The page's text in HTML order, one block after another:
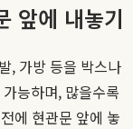
앞에 내놓기
, 가방 등을 박스나
능하며, 많을수록
에 현관문 앞에 놓